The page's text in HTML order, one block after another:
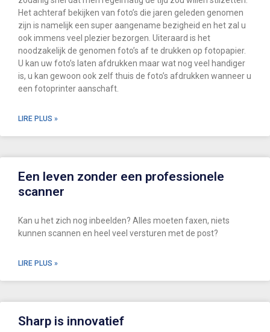
Het achteraf bekijken van foto’s die jaren geleden genomen
zijn is namelijk een super aangename bezigheid en het zal u
ook immens veel plezier bezorgen. Uiteraard is het
noodzakelijk de genomen foto’s af te drukken op fotopapier.
U kan uw foto’s laten afdrukken maar wat nog veel handiger
is, u kan gewoon ook zelf thuis de foto’s afdrukken wanneer u
een fotoprinter aanschaft.
LIRE PLUS »
Een leven zonder een professionele
scanner
Kan u het zich nog inbeelden? Alles moeten faxen, niets
kunnen scannen en heel veel versturen met de post?
LIRE PLUS »
Sharp is innovatief